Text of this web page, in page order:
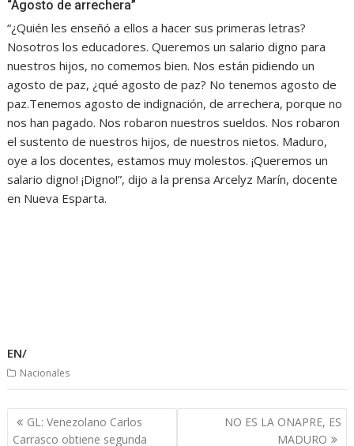
“Agosto de arrechera”
“¿Quién les enseñó a ellos a hacer sus primeras letras?
Nosotros los educadores. Queremos un salario digno para
nuestros hijos, no comemos bien. Nos están pidiendo un
agosto de paz, ¿qué agosto de paz? No tenemos agosto de
paz.Tenemos agosto de indignación, de arrechera, porque no
nos han pagado. Nos robaron nuestros sueldos. Nos robaron
el sustento de nuestros hijos, de nuestros nietos. Maduro,
oye a los docentes, estamos muy molestos. ¡Queremos un
salario digno! ¡Digno!”, dijo a la prensa Arcelyz Marín, docente
en Nueva Esparta.
EN/
Nacionales
Navegación
de
GL: Venezolano Carlos
Carrasco obtiene segunda
NO ES LA ONAPRE, ES
MADURO